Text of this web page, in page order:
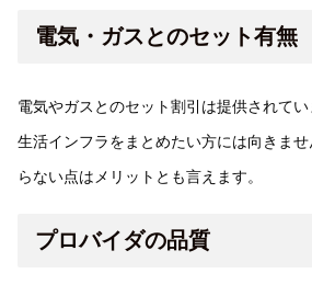
電気・ガスとのセット有無
電気やガスとのセット割引は提供されてい
生活インフラをまとめたい方には向きま
らない点はメリットとも言えます。
プロバイダの品質